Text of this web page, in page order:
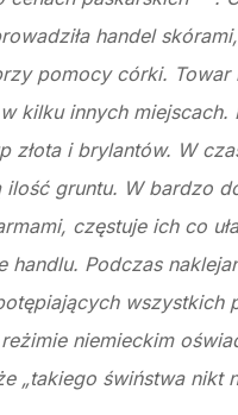
handel
pomocy córki. Towar
kilku innych miejscach.
złota i brylantów. W
ilość gruntu. W bardzo
częstuje ich co
handlu. Podczas
wszystkich
niemieckim
„takiego świństwa nikt